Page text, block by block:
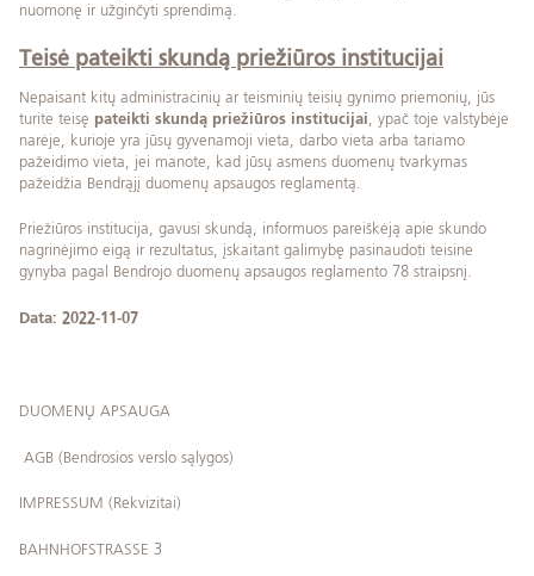
nuomonę ir užginčyti sprendimą.
Teisė pateikti skundą priežiūros institucijai
Nepaisant kitų administracinių ar teisminių teisių gynimo priemonių, jūs
turite teisę pateikti skundą priežiūros institucijai, ypač toje valstybėje
narėje, kurioje yra jūsų gyvenamoji vieta, darbo vieta arba tariamo
pažeidimo vieta, jei manote, kad jūsų asmens duomenų tvarkymas
pažeidžia Bendrąjį duomenų apsaugos reglamentą.
Priežiūros institucija, gavusi skundą, informuos pareiškėją apie skundo
nagrinėjimo eigą ir rezultatus, įskaitant galimybę pasinaudoti teisine
gynyba pagal Bendrojo duomenų apsaugos reglamento 78 straipsnį.
Data: 2022-11-07
DUOMENŲ APSAUGA
AGB (Bendrosios verslo sąlygos)
IMPRESSUM (Rekvizitai)
BAHNHOFSTRASSE 3